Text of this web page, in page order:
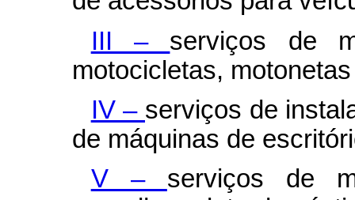
III – serviços de
motocicletas,
IV – serviços de
de máquinas de
V – serviços de